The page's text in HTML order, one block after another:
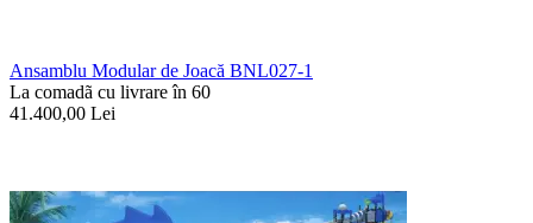
Ansamblu Modular de Joacă BNL027-1
La comadã cu livrare în 60
41.400,00 Lei